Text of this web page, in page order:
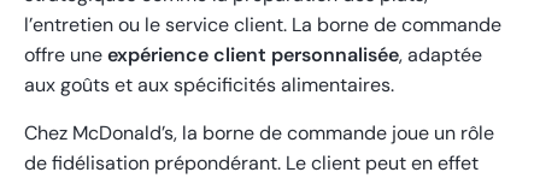
l’entretien ou le service client. La borne de commande
offre uneexpérience client personnalisée, adaptée
aux goûts et aux spécificités alimentaires.
Chez McDonald’s, la borne de commande joue un rôle
de fidélisation prépondérant. Le client peut en effet